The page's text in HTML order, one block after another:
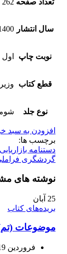
تعداد صفحه 262
سال انتشار
نوبت چاپ اول
قطع کتاب
نوع جلد
افزودن به سبد
برچسب ها:
دستنامه
گردشگری
نوشته های
25 آبان
بریده‌های کتاب
موضوعات
فروردین 19, 1404